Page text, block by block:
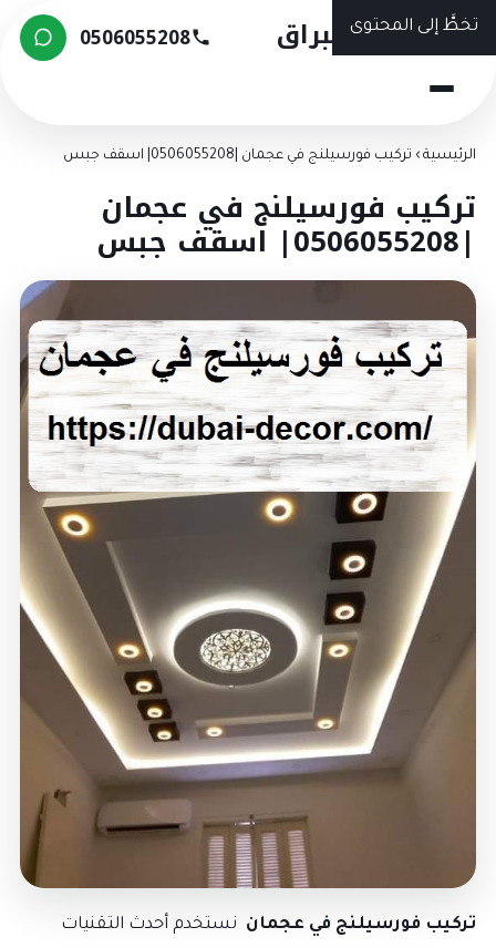
تخطَّ إلى المحتوى
شركة البراق 0506055208
الرئيسية › تركيب فورسيلنج في عجمان |0506055208| اسقف جبس
تركيب فورسيلنج في عجمان
|0506055208| اسقف جبس
تركيب فورسيلنج في عجمان نستخدم أحدث التقنيات